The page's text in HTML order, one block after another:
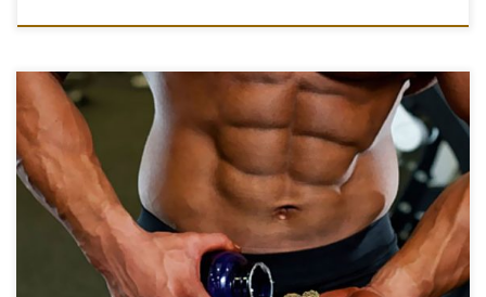
Czy to prawda że odchudzanie może być wspomagane
marihuaną? Na […]